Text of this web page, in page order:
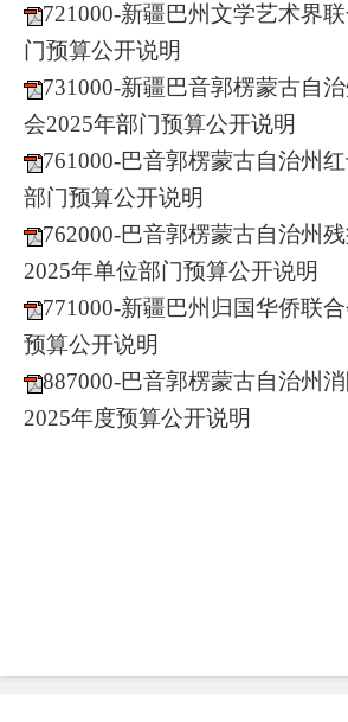
721000-新疆巴州文学艺术界
门预算公开说明
731000-新疆巴音郭楞蒙古自
会2025年部门预算公开说明
761000-巴音郭楞蒙古自治州
部门预算公开说明
762000-巴音郭楞蒙古自治州
2025年单位部门预算公开说明
771000-新疆巴州归国华侨联
预算公开说明
887000-巴音郭楞蒙古自治州
2025年度预算公开说明